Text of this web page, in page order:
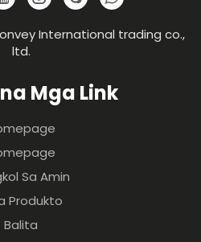
International trading co.,
ltd.
Mga Link
Sa Amin
Produkto
Balita